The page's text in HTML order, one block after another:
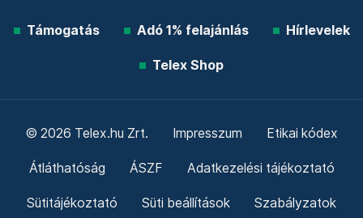
Támogatás Adó 1% felajánlás Hírlevelek
Telex Shop
© 2026 Telex.hu Zrt. Impresszum Etikai kódex
Átláthatóság ÁSZF Adatkezelési tájékoztató
Sütitájékoztató Süti beállítások Szabályzatok